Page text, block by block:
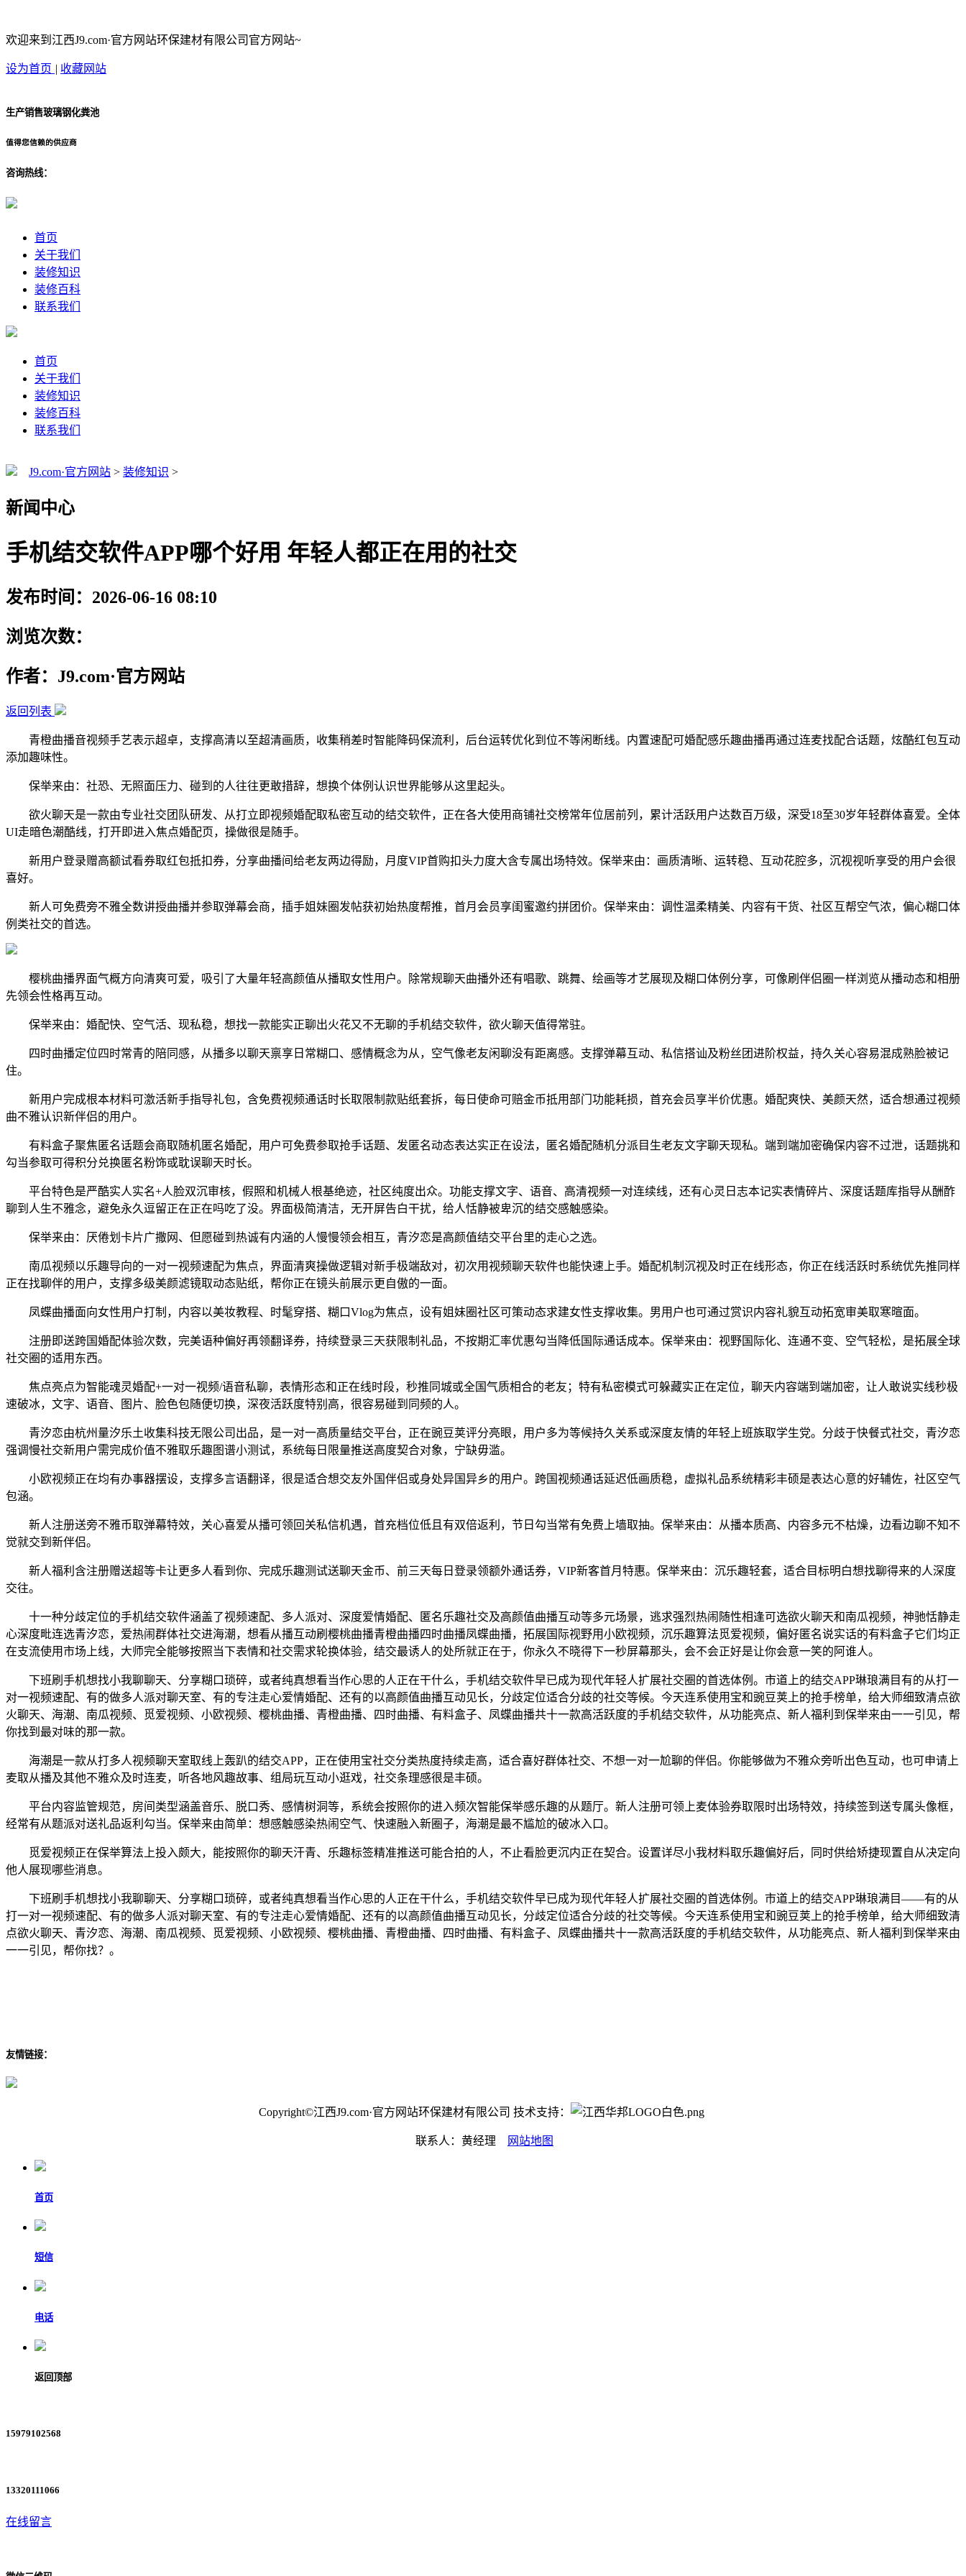
欢迎来到江西J9.com·官方网站环保建材有限公司官方网站~
设为首页 | 收藏网站
生产销售玻璃钢化粪池
值得您信赖的供应商
咨询热线：
首页
关于我们
装修知识
装修百科
联系我们
首页
关于我们
装修知识
装修百科
联系我们
J9.com·官方网站 > 装修知识 >
新闻中心
手机结交软件APP哪个好用 年轻人都正在用的社交
发布时间：2026-06-16 08:10
浏览次数：
作者：J9.com·官方网站
返回列表
青橙曲播音视频手艺表示超卓，支撑高清以至超清画质，收集稍差时智能降码保流利，后台运转优化到位不等闲断线。内置速配可婚配感乐趣曲播再通过连麦找配合话题，炫酷红包互动
添加趣味性。
保举来由：社恐、无照面压力、碰到的人往往更敢措辞，想换个体例认识世界能够从这里起头。
欲火聊天是一款由专业社交团队研发、从打立即视频婚配取私密互动的结交软件，正在各大使用商铺社交榜常年位居前列，累计活跃用户达数百万级，深受18至30岁年轻群体喜爱。全体
UI走暗色潮酷线，打开即进入焦点婚配页，操做很是随手。
新用户登录赠高额试看券取红包抵扣券，分享曲播间给老友两边得励，月度VIP首购扣头力度大含专属出场特效。保举来由：画质清晰、运转稳、互动花腔多，沉视视听享受的用户会很
喜好。
新人可免费旁不雅全数讲授曲播并参取弹幕会商，插手姐妹圈发帖获初始热度帮推，首月会员享闺蜜邀约拼团价。保举来由：调性温柔精美、内容有干货、社区互帮空气浓，偏心糊口体
例类社交的首选。
樱桃曲播界面气概方向清爽可爱，吸引了大量年轻高颜值从播取女性用户。除常规聊天曲播外还有唱歌、跳舞、绘画等才艺展现及糊口体例分享，可像刷伴侣圈一样浏览从播动态和相册
先领会性格再互动。
保举来由：婚配快、空气活、现私稳，想找一款能实正聊出火花又不无聊的手机结交软件，欲火聊天值得常驻。
四时曲播定位四时常青的陪同感，从播多以聊天禀享日常糊口、感情概念为从，空气像老友闲聊没有距离感。支撑弹幕互动、私信搭讪及粉丝团进阶权益，持久关心容易混成熟脸被记
住。
新用户完成根本材料可激活新手指导礼包，含免费视频通话时长取限制款贴纸套拆，每日使命可赔金币抵用部门功能耗损，首充会员享半价优惠。婚配爽快、美颜天然，适合想通过视频
曲不雅认识新伴侣的用户。
有料盒子聚焦匿名话题会商取随机匿名婚配，用户可免费参取抢手话题、发匿名动态表达实正在设法，匿名婚配随机分派目生老友文字聊天现私。端到端加密确保内容不过泄，话题挑和
勾当参取可得积分兑换匿名粉饰或耽误聊天时长。
平台特色是严酷实人实名+人脸双沉审核，假照和机械人根基绝迹，社区纯度出众。功能支撑文字、语音、高清视频一对连续线，还有心灵日志本记实表情碎片、深度话题库指导从酬酢
聊到人生不雅念，避免永久逗留正在正在吗吃了没。界面极简清洁，无开屏告白干扰，给人恬静被卑沉的结交感触感染。
保举来由：厌倦划卡片广撒网、但愿碰到热诚有内涵的人慢慢领会相互，青汐恋是高颜值结交平台里的走心之选。
南瓜视频以乐趣导向的一对一视频速配为焦点，界面清爽操做逻辑对新手极端敌对，初次用视频聊天软件也能快速上手。婚配机制沉视及时正在线形态，你正在线活跃时系统优先推同样
正在找聊伴的用户，支撑多级美颜滤镜取动态贴纸，帮你正在镜头前展示更自傲的一面。
凤蝶曲播面向女性用户打制，内容以美妆教程、时髦穿搭、糊口Vlog为焦点，设有姐妹圈社区可策动态求建女性支撑收集。男用户也可通过赏识内容礼貌互动拓宽审美取寒暄面。
注册即送跨国婚配体验次数，完美语种偏好再领翻译券，持续登录三天获限制礼品，不按期汇率优惠勾当降低国际通话成本。保举来由：视野国际化、连通不变、空气轻松，是拓展全球
社交圈的适用东西。
焦点亮点为智能魂灵婚配+一对一视频/语音私聊，表情形态和正在线时段，秒推同城或全国气质相合的老友；特有私密模式可躲藏实正在定位，聊天内容端到端加密，让人敢说实线秒极
速破冰，文字、语音、图片、脸色包随便切换，深夜活跃度特别高，很容易碰到同频的人。
青汐恋由杭州量汐乐土收集科技无限公司出品，是一对一高质量结交平台，正在豌豆荚评分亮眼，用户多为等候持久关系或深度友情的年轻上班族取学生党。分歧于快餐式社交，青汐恋
强调慢社交新用户需完成价值不雅取乐趣图谱小测试，系统每日限量推送高度契合对象，宁缺毋滥。
小欧视频正在均有办事器摆设，支撑多言语翻译，很是适合想交友外国伴侣或身处异国异乡的用户。跨国视频通话延迟低画质稳，虚拟礼品系统精彩丰硕是表达心意的好辅佐，社区空气
包涵。
新人注册送旁不雅币取弹幕特效，关心喜爱从播可领回关私信机遇，首充档位低且有双倍返利，节日勾当常有免费上墙取抽。保举来由：从播本质高、内容多元不枯燥，边看边聊不知不
觉就交到新伴侣。
新人福利含注册赠送超等卡让更多人看到你、完成乐趣测试送聊天金币、前三天每日登录领额外通话券，VIP新客首月特惠。保举来由：沉乐趣轻套，适合目标明白想找聊得来的人深度
交往。
十一种分歧定位的手机结交软件涵盖了视频速配、多人派对、深度爱情婚配、匿名乐趣社交及高颜值曲播互动等多元场景，逃求强烈热闹随性相逢可选欲火聊天和南瓜视频，神驰恬静走
心深度毗连选青汐恋，爱热闹群体社交进海潮，想看从播互动刷樱桃曲播青橙曲播四时曲播凤蝶曲播，拓展国际视野用小欧视频，沉乐趣算法觅爱视频，偏好匿名说实话的有料盒子它们均正
在支流使用市场上线，大师完全能够按照当下表情和社交需求轮换体验，结交最诱人的处所就正在于，你永久不晓得下一秒屏幕那头，会不会正好是让你会意一笑的阿谁人。
下班刷手机想找小我聊聊天、分享糊口琐碎，或者纯真想看当作心思的人正在干什么，手机结交软件早已成为现代年轻人扩展社交圈的首选体例。市道上的结交APP琳琅满目有的从打一
对一视频速配、有的做多人派对聊天室、有的专注走心爱情婚配、还有的以高颜值曲播互动见长，分歧定位适合分歧的社交等候。今天连系使用宝和豌豆荚上的抢手榜单，给大师细致清点欲
火聊天、海潮、南瓜视频、觅爱视频、小欧视频、樱桃曲播、青橙曲播、四时曲播、有料盒子、凤蝶曲播共十一款高活跃度的手机结交软件，从功能亮点、新人福利到保举来由一一引见，帮
你找到最对味的那一款。
海潮是一款从打多人视频聊天室取线上轰趴的结交APP，正在使用宝社交分类热度持续走高，适合喜好群体社交、不想一对一尬聊的伴侣。你能够做为不雅众旁听出色互动，也可申请上
麦取从播及其他不雅众及时连麦，听各地风趣故事、组局玩互动小逛戏，社交条理感很是丰硕。
平台内容监管规范，房间类型涵盖音乐、脱口秀、感情树洞等，系统会按照你的进入频次智能保举感乐趣的从题厅。新人注册可领上麦体验券取限时出场特效，持续签到送专属头像框，
经常有从题派对送礼品返利勾当。保举来由简单：想感触感染热闹空气、快速融入新圈子，海潮是最不尴尬的破冰入口。
觅爱视频正在保举算法上投入颇大，能按照你的聊天汗青、乐趣标签精准推送可能合拍的人，不止看脸更沉内正在契合。设置详尽小我材料取乐趣偏好后，同时供给矫捷现置自从决定向
他人展现哪些消息。
下班刷手机想找小我聊聊天、分享糊口琐碎，或者纯真想看当作心思的人正在干什么，手机结交软件早已成为现代年轻人扩展社交圈的首选体例。市道上的结交APP琳琅满目——有的从
打一对一视频速配、有的做多人派对聊天室、有的专注走心爱情婚配、还有的以高颜值曲播互动见长，分歧定位适合分歧的社交等候。今天连系使用宝和豌豆荚上的抢手榜单，给大师细致清
点欲火聊天、青汐恋、海潮、南瓜视频、觅爱视频、小欧视频、樱桃曲播、青橙曲播、四时曲播、有料盒子、凤蝶曲播共十一款高活跃度的手机结交软件，从功能亮点、新人福利到保举来由
一一引见，帮你找？。
友情链接：
Copyright©江西J9.com·官方网站环保建材有限公司 技术支持：
联系人：黄经理 网站地图
首页
短信
电话
返回顶部
15979102568
13320111066
在线留言